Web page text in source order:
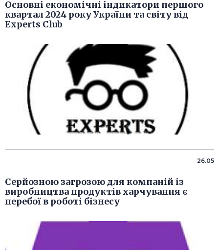
Основні економічні індикатори першого
квартал 2024 року України та світу від
Experts Club
26.05
Серйозною загрозою для компаній із
виробництва продуктів харчування є
перебої в роботі бізнесу